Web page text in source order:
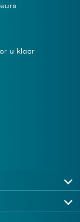
u klaar